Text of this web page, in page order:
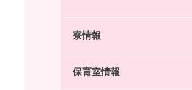
寮情報
保育室情報